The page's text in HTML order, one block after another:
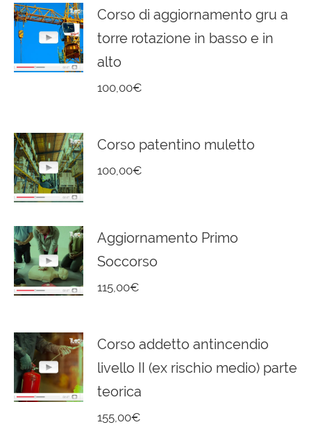
Corso di aggiornamento gru a
torre rotazione in basso e in
alto
100,00€
Corso patentino muletto
100,00€
Aggiornamento Primo
Soccorso
115,00€
Corso addetto antincendio
livello II (ex rischio medio) parte
teorica
155,00€